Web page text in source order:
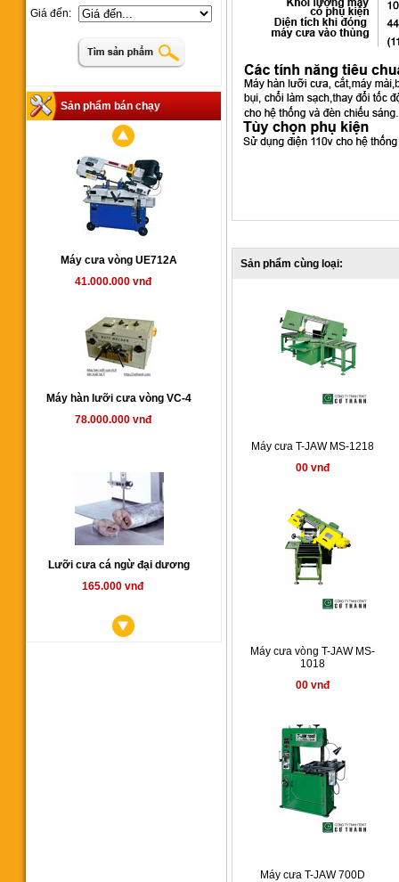
Giá đến:
Sản phẩm bán chạy
Máy cưa vòng UE712A
41.000.000 vnđ
Máy hàn lưỡi cưa vòng VC-4
78.000.000 vnđ
Lưỡi cưa cá ngừ đại dương
165.000 vnđ
Sản phẩm cùng loại:
Máy cưa T-JAW MS-1218
00 vnđ
Máy cưa vòng T-JAW MS-
1018
00 vnđ
Máy cưa T-JAW 700D